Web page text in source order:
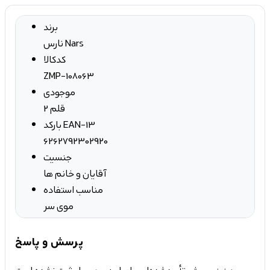
برند
نارس Nars
کدکالا
ZMP-108063
موجودی
2 قلم
بارکد EAN-13
6262792302920
جنسیت
آقایان و خانم ها
مناسب استفاده
موی سر
پرسش و پاسخ